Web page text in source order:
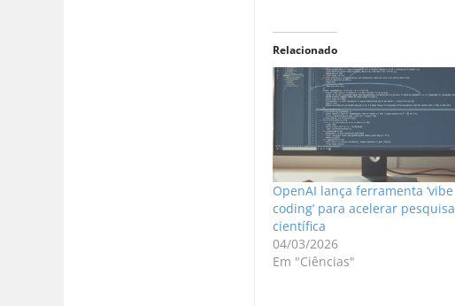
Relacionado
OpenAI lança ferramenta ‘vibe
coding’ para acelerar pesquisa
científica
04/03/2026
Em "Ciências"